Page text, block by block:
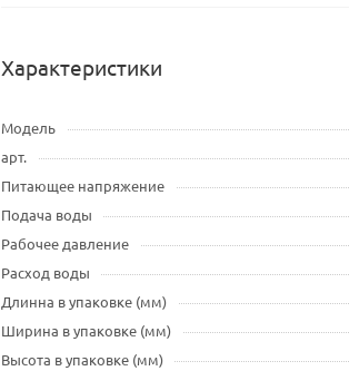
Характеристики
Модель
арт.
Питающее напряжение
Подача воды
Рабочее давление
Расход воды
Длинна в упаковке (мм)
Ширина в упаковке (мм)
Высота в упаковке (мм)